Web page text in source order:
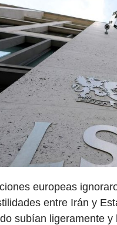
europeas
entre Irán y
subían ligeramente